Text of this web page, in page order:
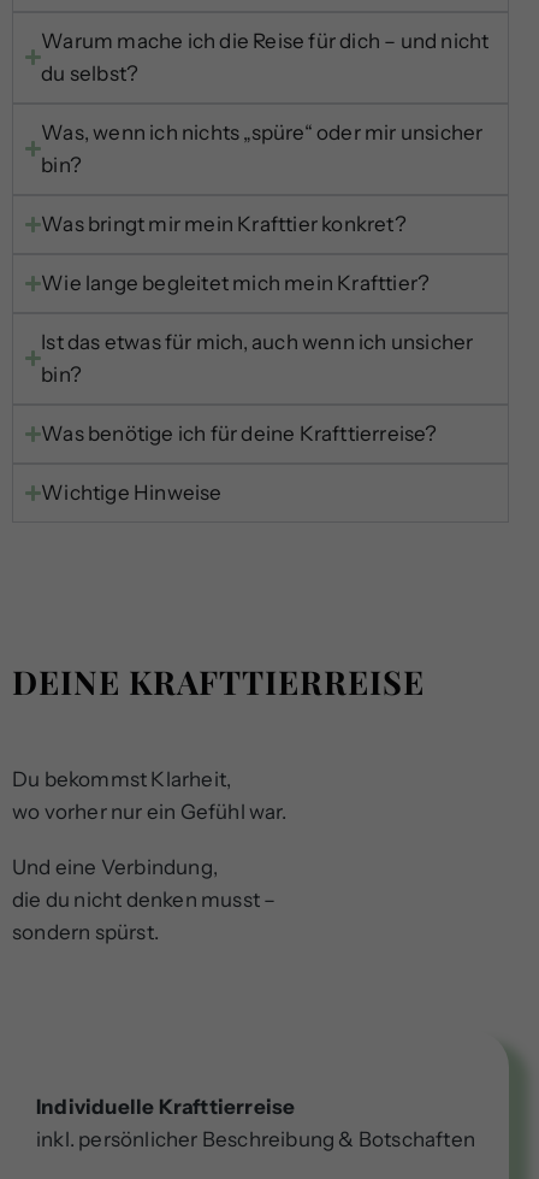
Warum mache ich die Reise für dich – und nicht
du selbst?
Was, wenn ich nichts „spüre“ oder mir unsicher
bin?
Was bringt mir mein Krafttier konkret?
Wie lange begleitet mich mein Krafttier?
Ist das etwas für mich, auch wenn ich unsicher
bin?
Was benötige ich für deine Krafttierreise?
Wichtige Hinweise
DEINE KRAFTTIERREISE
Du bekommst Klarheit,
wo vorher nur ein Gefühl war.
Und eine Verbindung,
die du nicht denken musst –
sondern spürst.
Individuelle Krafttierreise
inkl. persönlicher Beschreibung & Botschaften